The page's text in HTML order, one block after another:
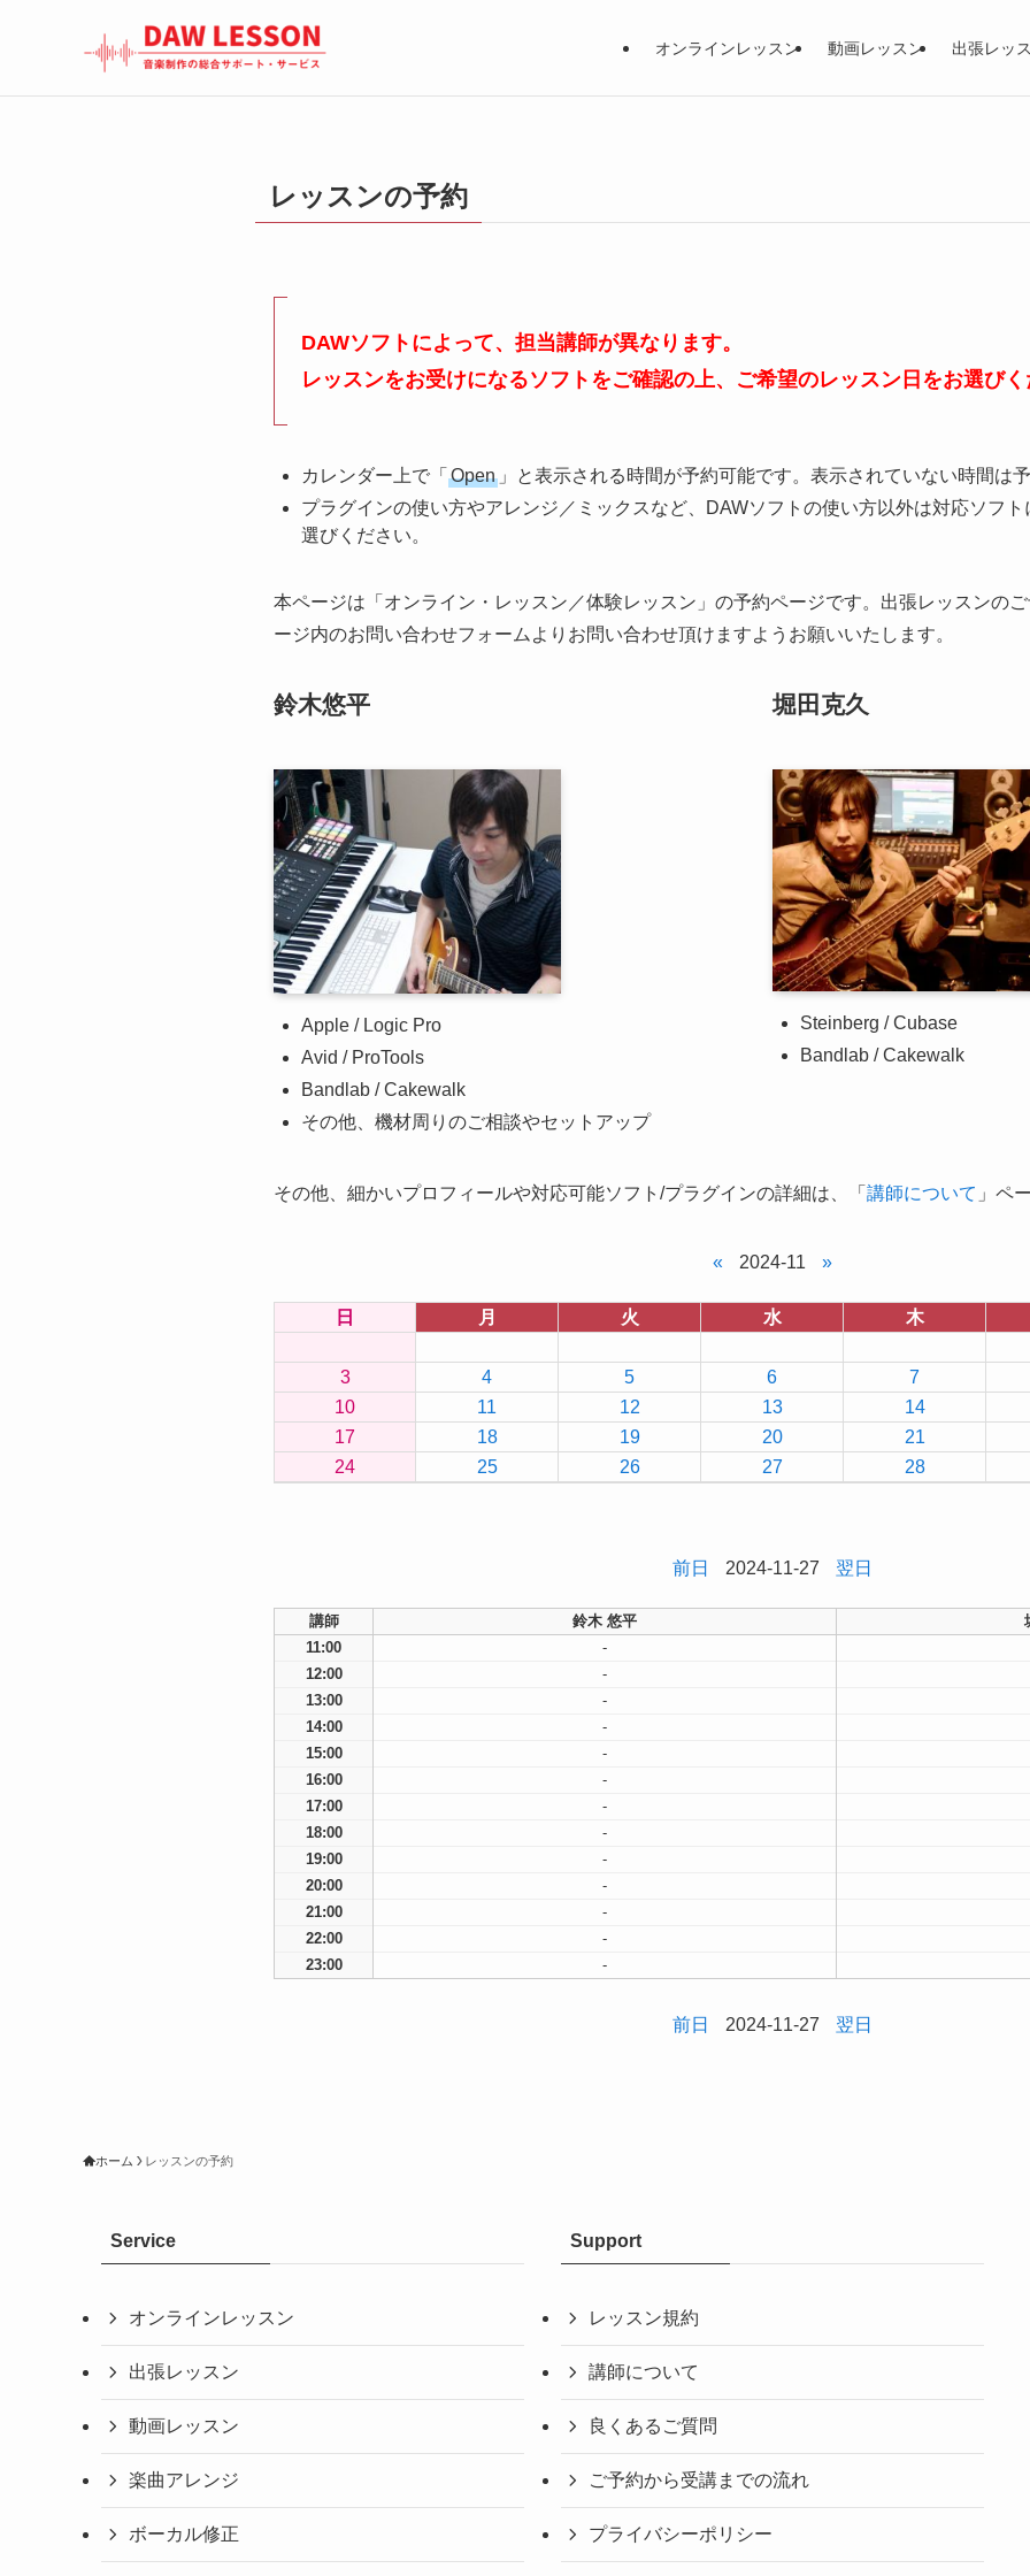
オンラインレッスン 動画レッスン 出張レッ
レッスンの予約
DAWソフトによって、担当講師が異なります。
レッスンをお受けになるソフトをご確認の上、ご希望のレッスン日をお選びく
カレンダー上で「 Open 」と表示される時間が予約可能です。表示されていない時間は
プラグインの使い方やアレンジ／ミックスなど、DAWソフトの使い方以外は対応ソフ
選びください。
本ページは「オンライン・レッスン／体験レッスン」の予約ページです。出張レッスンのご
ージ内のお問い合わせフォームよりお問い合わせ頂けますようお願いいたします。
鈴木悠平
Apple / Logic Pro
Avid / ProTools
Bandlab / Cakewalk
その他、機材周りのご相談やセットアップ
堀田克久
Steinberg / Cubase
Bandlab / Cakewalk
その他、細かいプロフィールや対応可能ソフト/プラグインの詳細は、「 講師について 」ペ
« 2024-11 »
日 月 火 水 木
3
4 5 6 7
10
11 12 13 14
17
18 19 20 21
24
25 26 27 28
前日 2024-11-27 翌日
講師 鈴木 悠平
11:00
-
12:00
-
13:00
-
14:00
-
15:00
-
16:00
-
17:00
-
18:00
-
19:00
-
20:00
-
21:00
-
22:00
-
23:00
-
前日 2024-11-27 翌日
ホーム レッスンの予約
Service
オンラインレッスン
出張レッスン
動画レッスン
楽曲アレンジ
ボーカル修正
Support
レッスン規約
講師について
良くあるご質問
ご予約から受講までの流れ
プライバシーポリシー